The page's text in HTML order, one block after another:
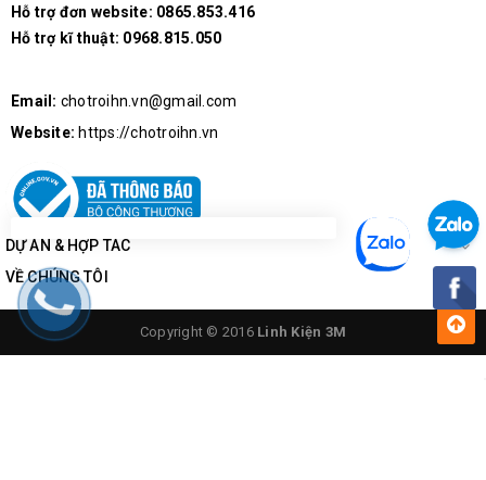
Hỗ trợ đơn website: 0865.853.416
Hỗ trợ kĩ thuật: 0968.815.050
Email: chotroihn.vn@gmail.com
Website: https://chotroihn.vn
DỰ ÁN & HỢP TÁC
VỀ CHÚNG TÔI
Copyright © 2016 Linh Kiện 3M